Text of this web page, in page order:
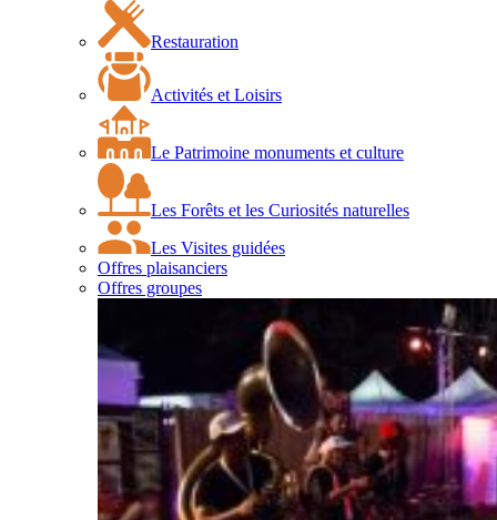
Restauration
Activités et Loisirs
Le Patrimoine monuments et culture
Les Forêts et les Curiosités naturelles
Les Visites guidées
Offres plaisanciers
Offres groupes